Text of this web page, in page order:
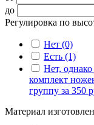
до
Регулировка по
Нет (0)
Есть (1)
Нет,
комплект
группу за 350
Материал